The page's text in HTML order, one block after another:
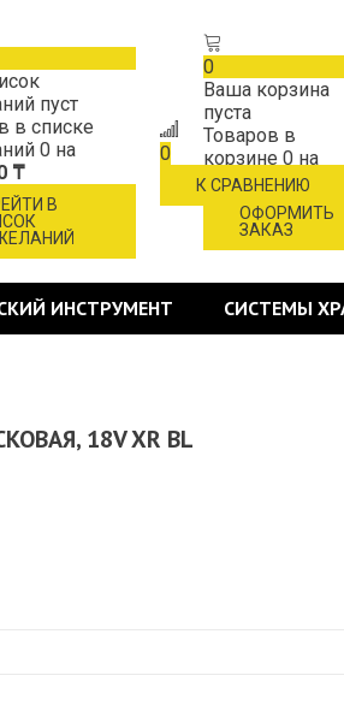
пуст
в списке
0 на
₸
В
0
К СРАВНЕНИЮ
0
Ваша корзина
пуста
Товаров в
корзине 0 на
сумму0 ₸
ОФОРМИТЬ
ЗАКАЗ
ИНСТРУМЕНТ СИСТЕМЫ
18V XR BL